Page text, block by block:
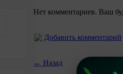
Нет комментариев. Ваш
Добавить комментарий
← Назад